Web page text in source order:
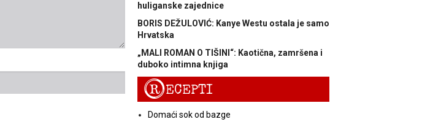
huliganske zajednice
BORIS DEŽULOVIĆ: Kanye Westu ostala je samo
Hrvatska
„MALI ROMAN O TIŠINI“: Kaotična, zamršena i
duboko intimna knjiga
RECEPTI
Domaći sok od bazge